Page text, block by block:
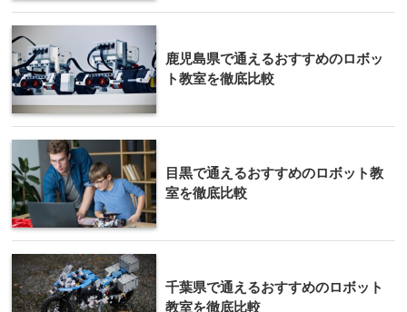
鹿児島県で通えるおすすめのロボッ
ト教室を徹底比較
目黒で通えるおすすめのロボット教
室を徹底比較
千葉県で通えるおすすめのロボット
教室を徹底比較